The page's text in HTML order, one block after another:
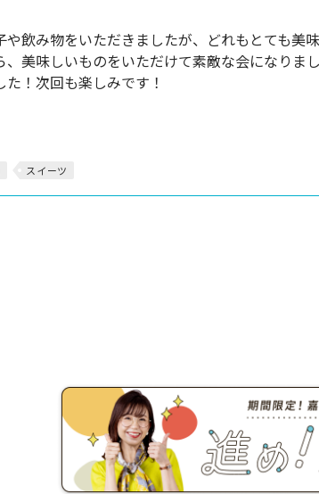
飲み物をいただきましたが、どれもとても美
美味しいものをいただけて素敵な会になりま
！次回も楽しみです！
スイーツ